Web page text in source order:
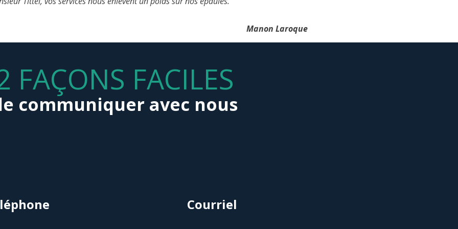
Manon Laroque
FAÇONS FACILES
communiquer avec nous
Courriel